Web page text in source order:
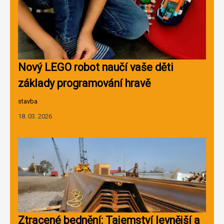
Nový LEGO robot naučí vaše děti
základy programování hravě
stavba
18. 03. 2026
Ztracené bednění: Tajemství levnější a